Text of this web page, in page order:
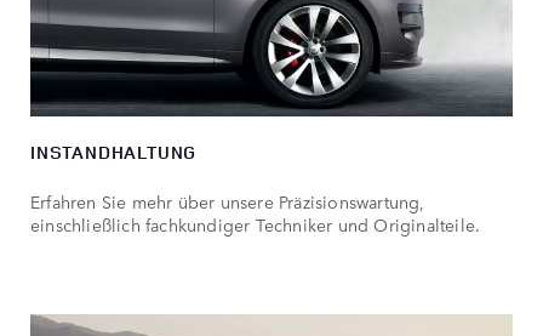
INSTANDHALTUNG
Erfahren Sie mehr über unsere Präzisionswartung,
einschließlich fachkundiger Techniker und Originalteile.